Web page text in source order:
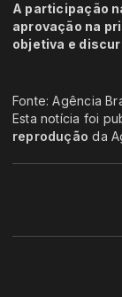
A participação
aprovação na
objetiva e
Fonte: Agência
Esta notícia foi
reprodução da